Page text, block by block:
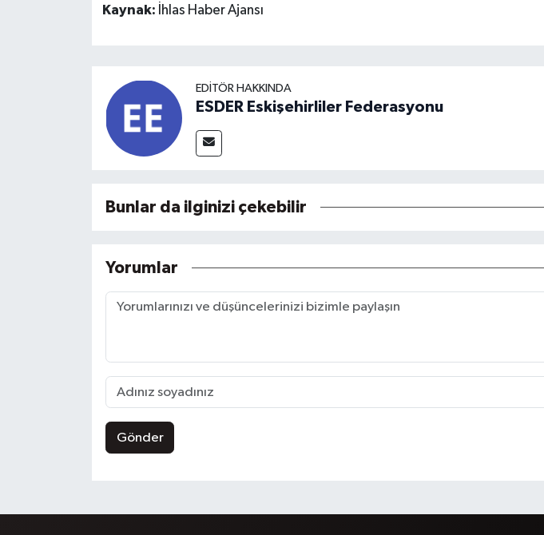
Kaynak: İhlas Haber Ajansı
EDITÖR HAKKINDA
ESDER Eskişehirliler Federasyonu
Bunlar da ilginizi çekebilir
Yorumlar
Gönder